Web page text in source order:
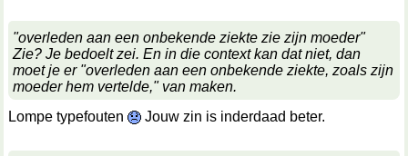
"overleden aan een onbekende ziekte zie zijn moeder"
Zie? Je bedoelt zei. En in die context kan dat niet, dan
moet je er "overleden aan een onbekende ziekte, zoals zijn
moeder hem vertelde," van maken.
Lompe typefouten
Jouw zin is inderdaad beter.